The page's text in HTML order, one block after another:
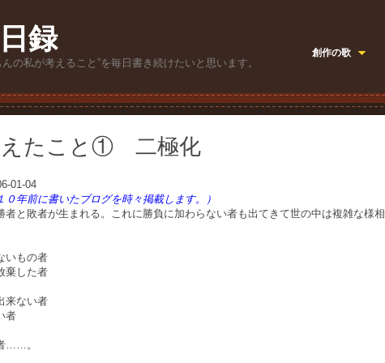
録
の私が考えること”を毎日書き続けたいと思います。
創作の歌
えたこと① 二極化
01-04
０年前に書いたブログを時々掲載します。）
者と敗者が生まれる。これに勝負に加わらない者も出てきて世の中は複雑な様相
いもの者
棄した者
来ない者
者
……。